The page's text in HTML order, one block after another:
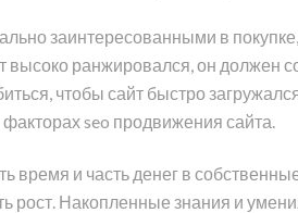
заинтересованными в
ранжировался, он должен
чтобы сайт быстро
seo продвижения сайта.
и часть денег в
рост. Накопленные знания и